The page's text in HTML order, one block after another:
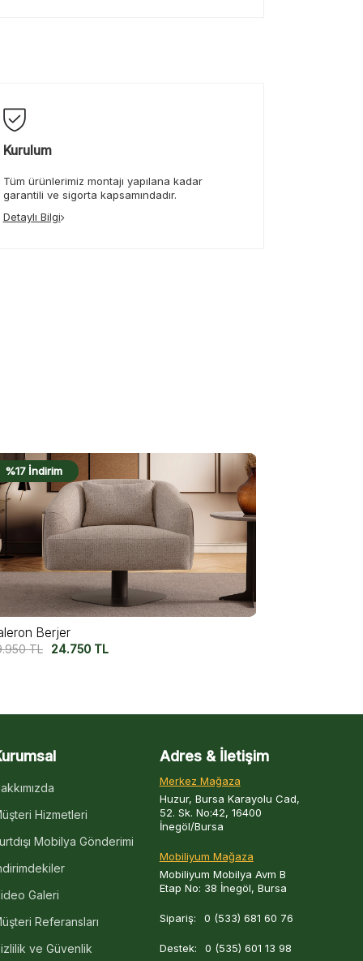
Kurulum
Tüm ürünlerimiz montajı yapılana kadar
garantili ve sigorta kapsamındadır.
Detaylı Bilgi
%20 İndirim
Berjer
TL 29.950TL
Hizmetleri
Mobilya Gönderimi
Galeri
Referansları
ve Güvenlik
Adres & İletişim
Merkez Mağaza
Huzur, Bursa Karayolu Cad,
52. Sk. No:42, 16400
İnegöl/Bursa
Mobiliyum Mağaza
Mobiliyum Mobilya Avm B
Etap No: 38 İnegöl, Bursa
Sipariş: 0 (533) 681 60 76
Destek: 0 (535) 601 13 98